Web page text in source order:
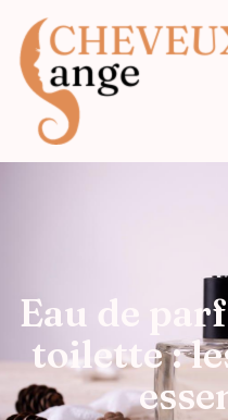
Eau de
toilette :